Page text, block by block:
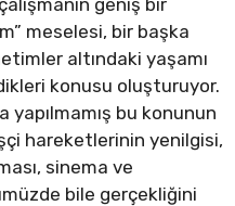
meselesi, bir başka
altındaki yaşamı
konusu oluşturuyor.
yapılmamış bu konunun
hareketlerinin yenilgisi,
sinema ve
bile gerçekliğini